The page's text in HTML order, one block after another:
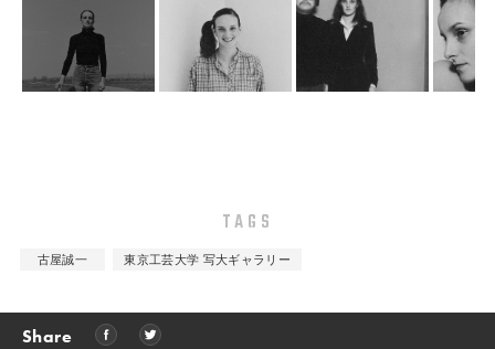
TAGS
古屋誠一 東京工芸大学 写大ギャラリー
Share